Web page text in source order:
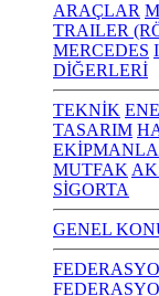
ARAÇLAR
TRAILER
MERCEDES
DİĞERLERİ
TEKNİK
TASARIM
MUTFAK
SİGORTA
GENEL